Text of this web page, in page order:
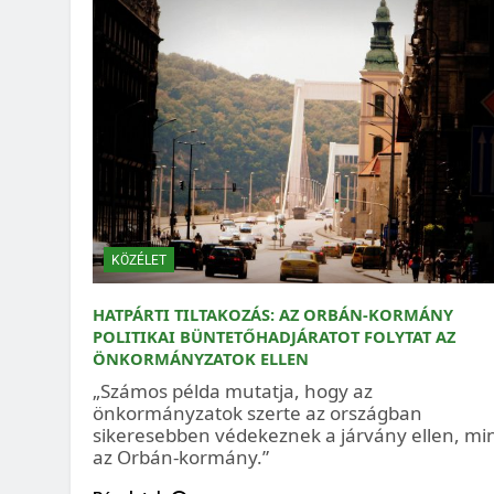
KÖZÉLET
HATPÁRTI TILTAKOZÁS: AZ ORBÁN-KORMÁNY
POLITIKAI BÜNTETŐHADJÁRATOT FOLYTAT AZ
ÖNKORMÁNYZATOK ELLEN
„Számos példa mutatja, hogy az
önkormányzatok szerte az országban
sikeresebben védekeznek a járvány ellen,
az Orbán-kormány.”